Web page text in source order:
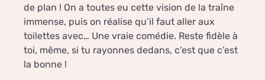
de plan ! On a toutes eu cette vision de la traîne
immense, puis on réalise qu’il faut aller aux
toilettes avec… Une vraie comédie. Reste fidèle à
toi, même, si tu rayonnes dedans, c’est que c’est
la bonne !